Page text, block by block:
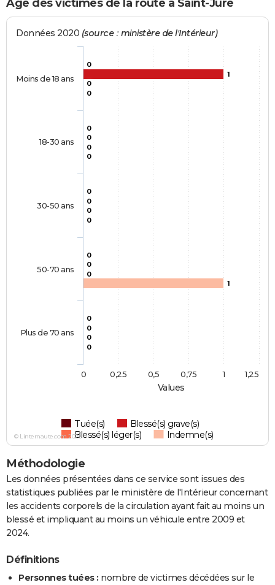
Age des victimes de la route à Saint-Jure
Values
Données 2020 (source : ministère de l'Intérieur)
0
0
0
0
0
1
0
0
0
0
0
0
0
0
0
0
0
0
1
0
Tuée(s)
Blessé(s) grave(s)
Blessé(s) léger(s)
Indemne(s)
Moins de 18 ans
18-30 ans
30-50 ans
50-70 ans
Plus de 70 ans
0 1
0,25 0,5 0,75 1,25
© Linternaute.com 2026
Méthodologie
Les données présentées dans ce service sont issues des
statistiques publiées par le ministère de l'Intérieur concernant
les accidents corporels de la circulation ayant fait au moins un
blessé et impliquant au moins un véhicule entre 2009 et
2024.
Définitions
Personnes tuées : nombre de victimes décédées sur le